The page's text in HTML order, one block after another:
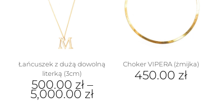
Opcje
można
wybrać
na
stronie
produktu
produktu
Łańcuszek z dużą dowolną
literką (3cm)
500.00 zł–
5,000.00 zł
Choker VIPERA (żmijka)
450.00 zł